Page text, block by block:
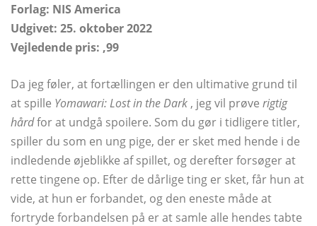
Forlag: NIS America
Udgivet: 25. oktober 2022
Vejledende pris: ,99
Da jeg føler, at fortællingen er den ultimative grund til
at spille Yomawari: Lost in the Dark , jeg vil prøve rigtig
hårdfor at undgå spoilere. Som du gør i tidligere titler,
spiller du som en ung pige, der er sket med hende i de
indledende øjeblikke af spillet, og derefter forsøger at
rette tingene op. Efter de dårlige ting er sket, får hun at
vide, at hun er forbandet, og den eneste måde at
fortryde forbandelsen på er at samle alle hendes tabte